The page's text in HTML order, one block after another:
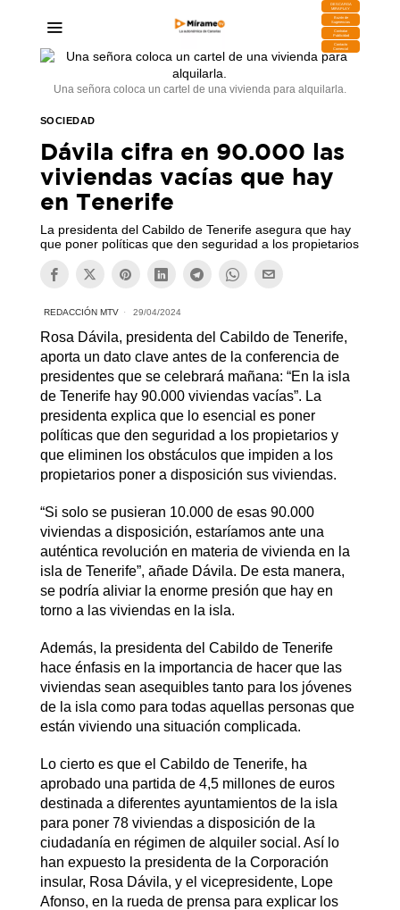
DESCARGA
MIRAPLAY
Buzón de
Sugerencias
Contratar
Publicidad
Contacto
Comercial
Una señora coloca un cartel de una vivienda para alquilarla.
SOCIEDAD
Dávila cifra en 90.000 las
viviendas vacías que hay
en Tenerife
La presidenta del Cabildo de Tenerife asegura que hay
que poner políticas que den seguridad a los propietarios
REDACCIÓN MTV 29/04/2024
Rosa Dávila, presidenta del Cabildo de Tenerife,
aporta un dato clave antes de la conferencia de
presidentes que se celebrará mañana: “En la isla
de Tenerife hay 90.000 viviendas vacías”. La
presidenta explica que lo esencial es poner
políticas que den seguridad a los propietarios y
que eliminen los obstáculos que impiden a los
propietarios poner a disposición sus viviendas.
“Si solo se pusieran 10.000 de esas 90.000
viviendas a disposición, estaríamos ante una
auténtica revolución en materia de vivienda en la
isla de Tenerife”, añade Dávila. De esta manera,
se podría aliviar la enorme presión que hay en
torno a las viviendas en la isla.
Además, la presidenta del Cabildo de Tenerife
hace énfasis en la importancia de hacer que las
viviendas sean asequibles tanto para los jóvenes
de la isla como para todas aquellas personas que
están viviendo una situación complicada.
Lo cierto es que el Cabildo de Tenerife, ha
aprobado una partida de 4,5 millones de euros
destinada a diferentes ayuntamientos de la isla
para poner 78 viviendas a disposición de la
ciudadanía en régimen de alquiler social. Así lo
han expuesto la presidenta de la Corporación
insular, Rosa Dávila, y el vicepresidente, Lope
Afonso, en la rueda de prensa para explicar los